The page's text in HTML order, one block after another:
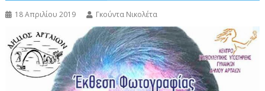
18 Απριλίου 2019 Γκούντα Νικολέτα